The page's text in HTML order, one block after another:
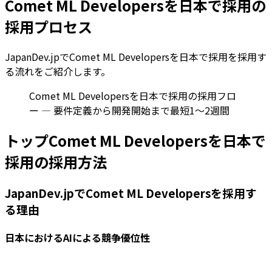
Comet ML Developersを日本で採用の
採用プロセス
JapanDev.jpでComet ML Developersを日本で採用を採用す
る流れをご紹介します。
Comet ML Developersを日本で採用の採用フロ
ー — 要件定義から開発開始まで最短1〜2週間
トップComet ML Developersを日本で
採用の採用方法
JapanDev.jpでComet ML Developersを採用す
る理由
日本におけるAIによる競争優位性